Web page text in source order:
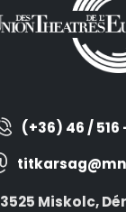
(+36) 46 / 516
3525 Miskolc,